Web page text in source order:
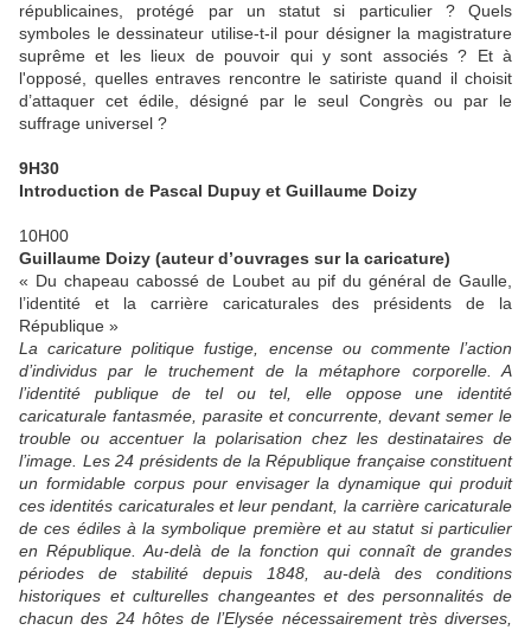
républicaines, protégé par un statut si particulier ? Quels
symboles le dessinateur utilise-t-il pour désigner la magistrature
suprême et les lieux de pouvoir qui y sont associés ? Et à
l'opposé, quelles entraves rencontre le satiriste quand il choisit
d’attaquer cet édile, désigné par le seul Congrès ou par le
suffrage universel ?
9H30
Introduction de Pascal Dupuy et Guillaume Doizy
10H00
Guillaume Doizy (auteur d’ouvrages sur la caricature)
« Du chapeau cabossé de Loubet au pif du général de Gaulle,
l’identité et la carrière caricaturales des présidents de la
République »
La caricature politique fustige, encense ou commente l’action
d’individus par le truchement de la métaphore corporelle. A
l’identité publique de tel ou tel, elle oppose une identité
caricaturale fantasmée, parasite et concurrente, devant semer le
trouble ou accentuer la polarisation chez les destinataires de
l’image. Les 24 présidents de la République française constituent
un formidable corpus pour envisager la dynamique qui produit
ces identités caricaturales et leur pendant, la carrière caricaturale
de ces édiles à la symbolique première et au statut si particulier
en République. Au-delà de la fonction qui connaît de grandes
périodes de stabilité depuis 1848, au-delà des conditions
historiques et culturelles changeantes et des personnalités de
chacun des 24 hôtes de l’Elysée nécessairement très diverses,